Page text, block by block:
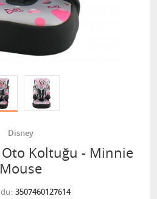
Disney
Koltuğu - Minnie
Mouse
3507460127614